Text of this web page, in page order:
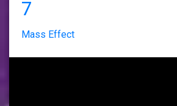
7
Mass Effect